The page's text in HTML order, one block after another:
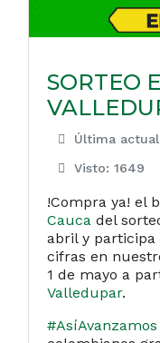
SORTEO
Última
Visto: 1649
!Compra ya! el
Cauca del
abril y participa
cifras en
1 de mayo a
Valledupar.
#AsíAvanzamos